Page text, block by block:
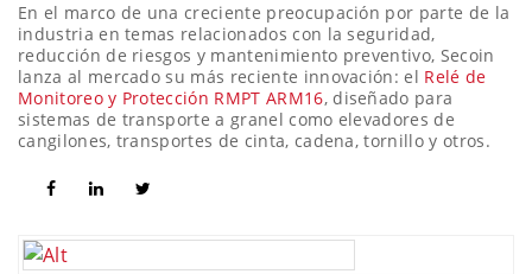
En el marco de una creciente preocupación por parte de la
industria en temas relacionados con la seguridad,
reducción de riesgos y mantenimiento preventivo, Secoin
lanza al mercado su más reciente innovación: el Relé de
Monitoreo y Protección RMPT ARM16, diseñado para
sistemas de transporte a granel como elevadores de
cangilones, transportes de cinta, cadena, tornillo y otros.